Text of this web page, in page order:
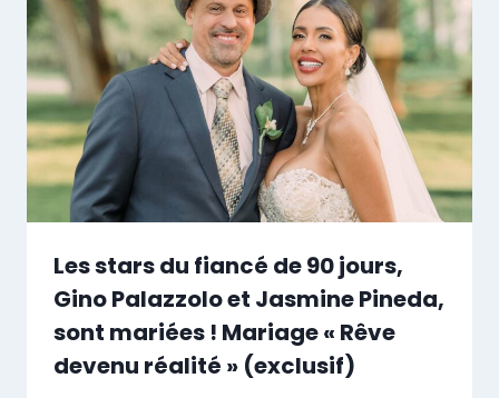
Les stars du fiancé de 90 jours,
Gino Palazzolo et Jasmine Pineda,
sont mariées ! Mariage « Rêve
devenu réalité » (exclusif)